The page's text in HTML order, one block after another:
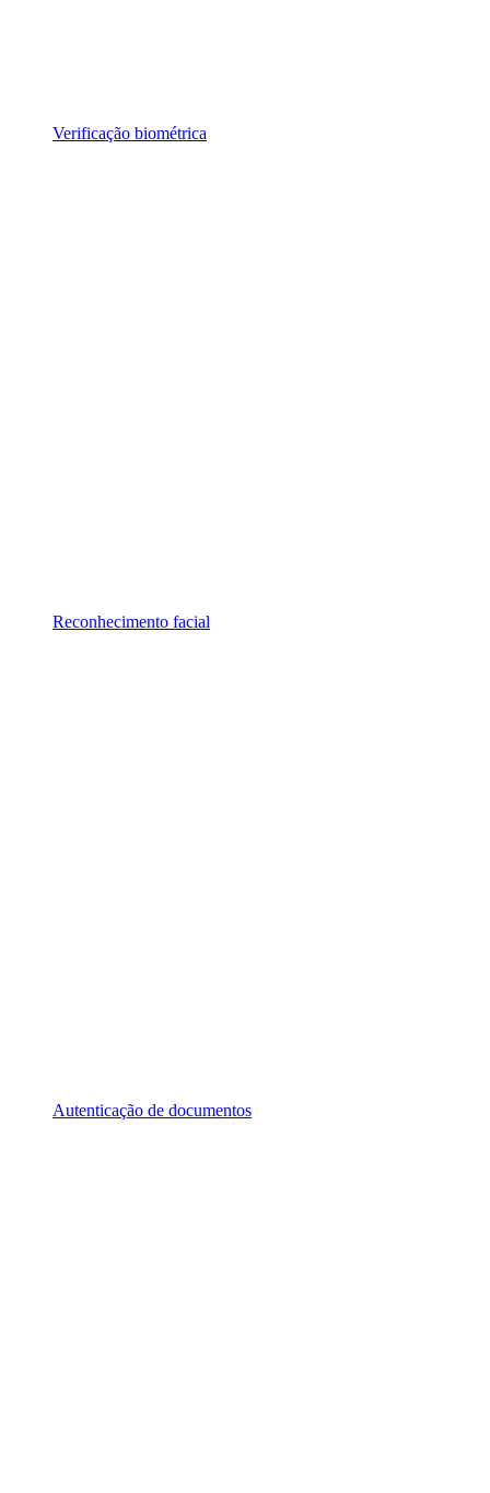
Verificação biométrica
Reconhecimento facial
Autenticação de documentos